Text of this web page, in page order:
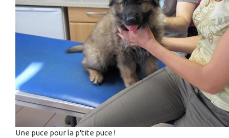
Une puce pour la p'tite puce !